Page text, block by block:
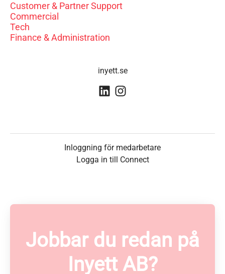
Customer & Partner Support
Commercial
Tech
Finance & Administration
inyett.se
Inloggning för medarbetare
Logga in till Connect
Jobbar du redan på
Inyett AB?